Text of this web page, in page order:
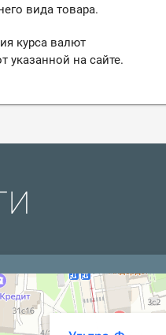
вида товара.
курса валют
указанной на сайте.